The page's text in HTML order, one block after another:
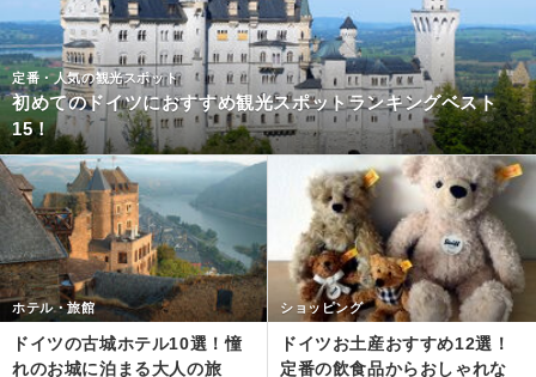
定番・人気の観光スポット
初めてのドイツにおすすめ観光スポットランキングベスト
15！
ホテル・旅館
ドイツの古城ホテル10選！憧
れのお城に泊まる大人の旅
ショッピング
ドイツお土産おすすめ12選！
定番の飲食品からおしゃれな